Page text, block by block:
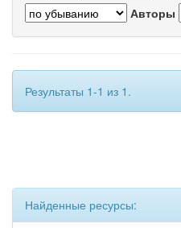
Авторы
Результаты 1-1 из 1.
Найденные ресурсы: